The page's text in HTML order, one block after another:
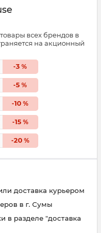
всех брендов в
на акционный
-3 %
-5 %
-10 %
-15%
-20%
доставка курьером
в г. Сумы
в разделе "доставка